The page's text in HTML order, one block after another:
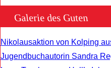
Galerie des Guten
Nikolausaktion von Kolping
Jugendbuchautorin Sandra